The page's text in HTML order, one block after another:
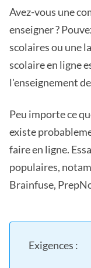
Avez-vous une
enseigner ?
scolaires ou une
scolaire en ligne
l'enseignement
Peu importe ce
existe
faire en ligne.
populaires,
Brainfuse,
Exigences :